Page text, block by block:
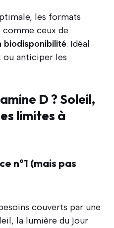
les formats
comme ceux de
biodisponibilité. Idéal
anticiper les
D ? Soleil,
limites à
n°1 (mais pas
couverts par une
la lumière du jour